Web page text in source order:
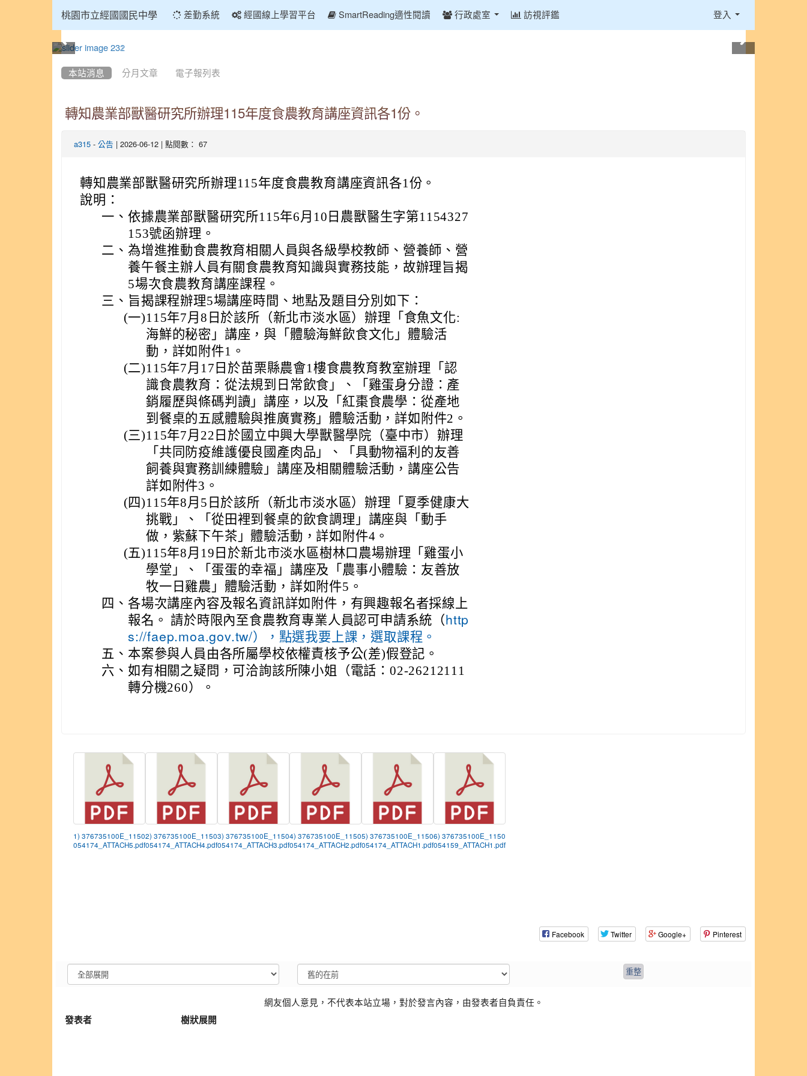
桃園市立經國國民中學 差勤系統 經國線上學習平台 SmartReading適性閱讀 行政處室 訪視評鑑 登入
本站消息 分月文章 電子報列表
轉知農業部獸醫研究所辦理115年度食農教育講座資訊各1份。
a315 - 公告 | 2026-06-12 | 點閱數： 67
轉知農業部獸醫研究所辦理115年度食農教育講座資訊各1份。
說明：
一、 依據農業部獸醫研究所115年6月10日農獸醫生字第1154327
153號函辦理。
二、 為增進推動食農教育相關人員與各級學校教師、營養師、營
養午餐主辦人員有關食農教育知識與實務技能，故辦理旨揭
5場次食農教育講座課程。
三、 旨揭課程辦理5場講座時間、地點及題目分別如下：
(一)115年7月8日於該所（新北市淡水區）辦理「食魚文化:
海鮮的秘密」講座，與「體驗海鮮飲食文化」體驗活
動，詳如附件1。
(二)115年7月17日於苗栗縣農會1樓食農教育教室辦理「認
識食農教育：從法規到日常飲食」、「雞蛋身分證：產
銷履歷與條碼判讀」講座，以及「紅棗食農學：從產地
到餐桌的五感體驗與推廣實務」體驗活動，詳如附件2。
(三)115年7月22日於國立中興大學獸醫學院（臺中市）辦理
「共同防疫維護優良國產肉品」、「具動物福利的友善
飼養與實務訓練體驗」講座及相關體驗活動，講座公告
詳如附件3。
(四)115年8月5日於該所（新北市淡水區）辦理「夏季健康大
挑戰」、「從田裡到餐桌的飲食調理」講座與「動手
做，紫蘇下午茶」體驗活動，詳如附件4。
(五)115年8月19日於新北市淡水區樹林口農場辦理「雞蛋小
學堂」、「蛋蛋的幸福」講座及「農事小體驗：友善放
牧一日雞農」體驗活動，詳如附件5。
四、 各場次講座內容及報名資訊詳如附件，有興趣報名者採線上
報名。 請於時限內至食農教育專業人員認可申請系統（ http
s://faep.moa.gov.tw/），點選我要上課，選取課程。
五、 本案參與人員由各所屬學校依權責核予公(差)假登記。
六、 如有相關之疑問，可洽詢該所陳小姐（電話：02-26212111
轉分機260）。
1) 376735100E_1150
054174_ATTACH5.pdf
2) 376735100E_1150
054174_ATTACH4.pdf
3) 376735100E_1150
054174_ATTACH3.pdf
4) 376735100E_1150
054174_ATTACH2.pdf
5) 376735100E_1150
054174_ATTACH1.pdf
6) 376735100E_1150
054159_ATTACH1.pdf
Facebook Twitter Google+ Pinterest
網友個人意見，不代表本站立場，對於發言內容，由發表者自負責任。
發表者
樹狀展開